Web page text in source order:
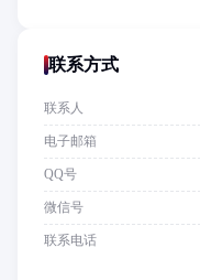
联系方式
联系人
电子邮箱
QQ号
微信号
联系电话